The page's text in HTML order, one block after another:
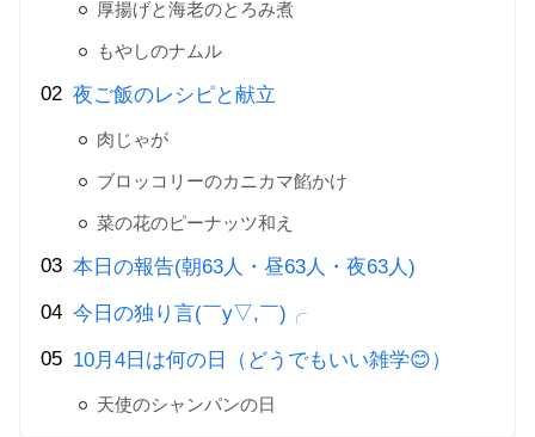
厚揚げと海老のとろみ煮
もやしのナムル
夜ご飯のレシピと献立
肉じゃが
ブロッコリーのカニカマ餡かけ
菜の花のピーナッツ和え
本日の報告(朝63人・昼63人・夜63人)
今日の独り言(￣y▽,￣)╭
10月4日は何の日（どうでもいい雑学😊）
天使のシャンパンの日